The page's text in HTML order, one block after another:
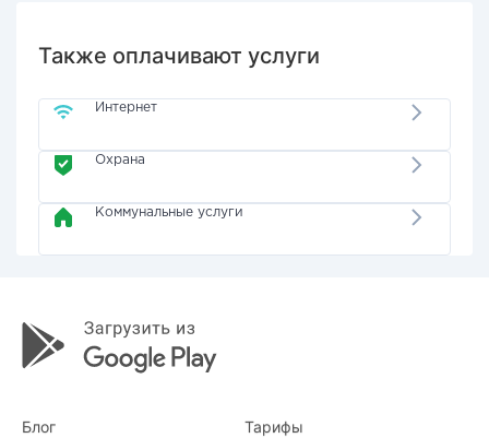
Также оплачивают услуги
Интернет
Охрана
Коммунальные услуги
Блог Тарифы